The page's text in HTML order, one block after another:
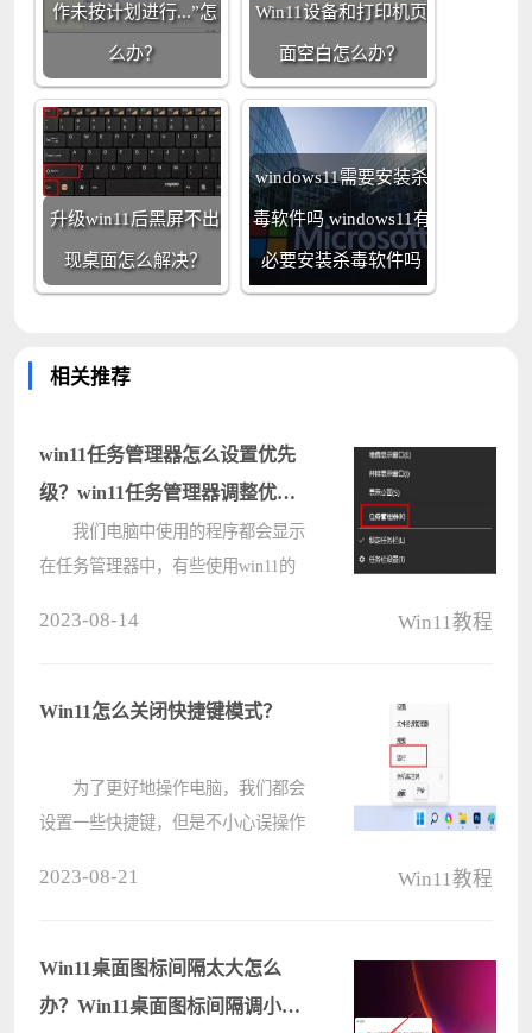
作未按计划进行...”怎
么办？
Win11设备和打印机页
面空白怎么办？
升级win11后黑屏不出
现桌面怎么解决？
windows11需要安装杀
毒软件吗 windows11有
必要安装杀毒软件吗
相关推荐
win11任务管理器怎么设置优先
级？win11任务管理器调整优先
级教程
我们电脑中使用的程序都会显示
在任务管理器中，有些使用win11的
作，本期小编就来和大伙分享操作方
2023-08-14 Win11教程
Win11怎么关闭快捷键模式？
为了更好地操作电脑，我们都会
设置一些快捷键，但是不小心误操作
器中进行关闭就可以了。 Win11
快????
2023-08-21 Win11教程
Win11桌面图标间隔太大怎么
办？Win11桌面图标间隔调小的